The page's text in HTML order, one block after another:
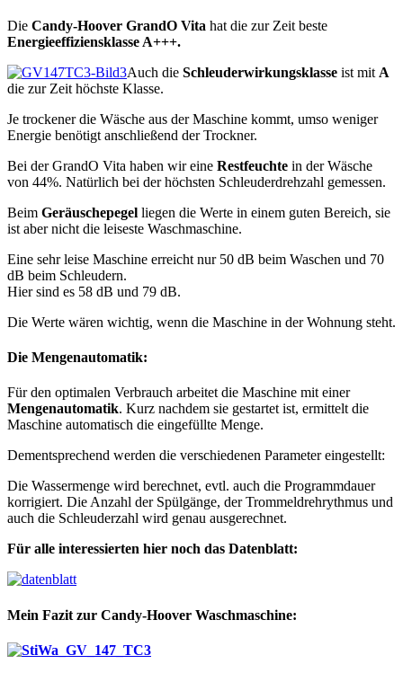
Die Candy-Hoover GrandO Vita hat die zur Zeit beste
Energieeffiziensklasse A+++.
Auch die Schleuderwirkungsklasse ist mit A
die zur Zeit höchste Klasse.
Je trockener die Wäsche aus der Maschine kommt, umso weniger
Energie benötigt anschließend der Trockner.
Bei der GrandO Vita haben wir eine Restfeuchte in der Wäsche
von 44%. Natürlich bei der höchsten Schleuderdrehzahl gemessen.
Beim Geräuschepegel liegen die Werte in einem guten Bereich, sie
ist aber nicht die leiseste Waschmaschine.
Eine sehr leise Maschine erreicht nur 50 dB beim Waschen und 70
dB beim Schleudern.
Hier sind es 58 dB und 79 dB.
Die Werte wären wichtig, wenn die Maschine in der Wohnung steht.
Die Mengenautomatik:
Für den optimalen Verbrauch arbeitet die Maschine mit einer
Mengenautomatik. Kurz nachdem sie gestartet ist, ermittelt die
Maschine automatisch die eingefüllte Menge.
Dementsprechend werden die verschiedenen Parameter eingestellt:
Die Wassermenge wird berechnet, evtl. auch die Programmdauer
korrigiert. Die Anzahl der Spülgänge, der Trommeldrehrythmus und
auch die Schleuderzahl wird genau ausgerechnet.
Für alle interessierten hier noch das Datenblatt:
Mein Fazit zur Candy-Hoover Waschmaschine: